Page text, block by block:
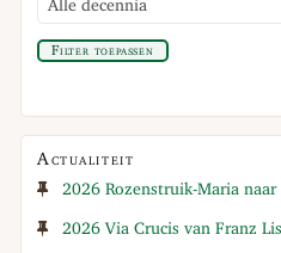
Alle decennia
Filter toepassen
Actualiteit
2026 Rozenstruik-Maria
2026 Via Crucis van Franz